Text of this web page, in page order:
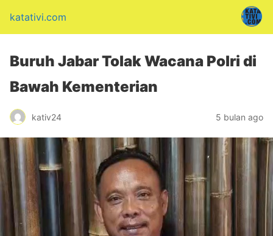
katativi.com
Buruh Jabar Tolak Wacana Polri di
Bawah Kementerian
kativ24 5 bulan ago